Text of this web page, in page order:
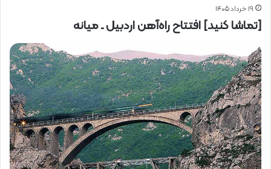
۱۹ خرداد ۱۴۰۵
[تماشا کنید] افتتاح راه‌آهن اردبیل ـ میانه